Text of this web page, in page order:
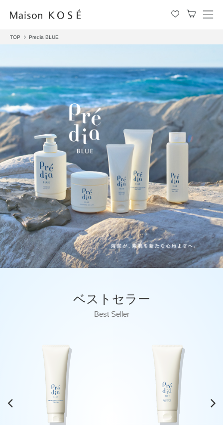
メ
開
閉
す
る
TOP Predia BLUE
ベストセラー
Best Seller